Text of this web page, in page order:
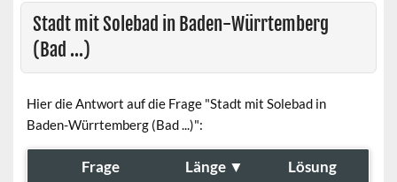
Stadt mit Solebad in Baden-Würrtemberg
(Bad ...)
Hier die Antwort auf die Frage "Stadt mit Solebad in
Baden-Würrtemberg (Bad ...)":
Frage Länge ▼ Lösung